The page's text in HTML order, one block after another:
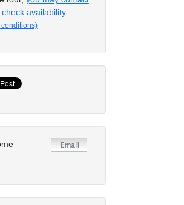
availability